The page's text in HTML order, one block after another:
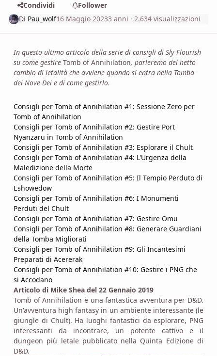
Condividi
Follower
Di Pau_wolf16 Maggio 20233 anni · 2.634 visualizzazioni
In questo ultimo articolo della serie di consigli di Sly Flourish
su come gestire Tomb of Annihilation, parleremo del netto
cambio di letalità che avviene quando si entra nella Tomba
dei Nove Dei e di come gestirlo.
Consigli per Tomb of Annihilation #1: Sessione Zero per
Tomb of Annihilation
Consigli per Tomb of Annihilation #2: Gestire Port
Nyanzaru in Tomb of Annihilation
Consigli per Tomb of Annihilation #3: Esplorare il Chult
Consigli per Tomb of Annihilation #4: L'Urgenza della
Maledizione della Morte
Consigli per Tomb of Annihilation #5: Il Tempio Perduto di
Eshowedow
Consigli per Tomb of Annihilation #6: I Monumenti
Perduti del Chult
Consigli per Tomb of Annihilation #7: Gestire Omu
Consigli per Tomb of Annihilation #8: Generare Guardiani
della Tomba Migliorati
Consigli per Tomb of Annihilation #9: Gli Incantesimi
Preparati di Acererak
Consigli per Tomb of Annihilation #10: Gestire i PNG che
si Accodano
Articolo di Mike Shea del 22 Gennaio 2019
Tomb of Annihilation è una fantastica avventura per D&D.
Un'avventura high fantasy in un ambiente interessante (le
giungle di Chult). Ha luoghi fantastici da esplorare, PNG
interessanti da incontrare, un potente cattivo e il
dungeon più letale pubblicato nella Quinta Edizione di
D&D.